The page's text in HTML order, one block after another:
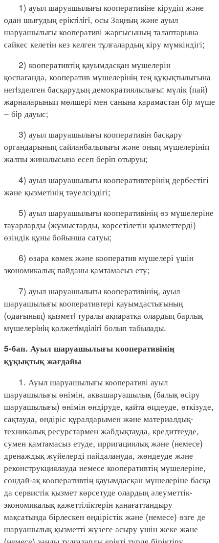
1) ауыл шаруашылығы кооперативіне кірудің және
одан шығудың ерiктiлiгi, осы Заңның және ауыл
шаруашылығы кооперативі жарғысының талаптарына
сәйкес келетін кез келген тұлғалардың кіру мүмкіндігі;
2) кооперативтің қауымдасқан мүшелерін
қоспағанда, кооператив мүшелерiнiң тең құқықтылығына
негiзделген басқарудың демократиялылығы: мүлік (пай)
жарналарының мөлшері мен санына қарамастан бiр мүше
– бiр дауыс;
3) ауыл шаруашылығы кооперативін басқару
органдарының сайланбалылығы және оның мүшелерінің
жалпы жиналысына есеп берiп отыруы;
4) ауыл шаруашылығы кооперативтерінің дербестігі
және қызметінің тәуелсіздігі;
5) ауыл шаруашылығы кооперативінің өз мүшелеріне
тауарларды (жұмыстарды, көрсетілетін қызметтерді)
өзіндік құны бойынша сатуы;
6) өзара көмек және кооператив мүшелері үшін
экономикалық пайданы қамтамасыз ету;
7) ауыл шаруашылығы кооперативінің, ауыл
шаруашылығы кооперативтері қауымдастығының
(одағының) қызметi туралы ақпаратқа олардың барлық
мүшелерiнiң қолжетiмдiлiгi болып табылады.
5-бап. Ауыл шаруашылығы кооперативінің
құқықтық жағдайы
1. Ауыл шаруашылығы кооперативі ауыл
шаруашылығы өнімін, аквашаруашылық (балық өсіру
шаруашылығы) өнімін өндіруде, қайта өңдеуде, өткізуде,
сақтауда, өндіріс құралдарымен және материалдық-
техникалық ресурстармен жабдықтауда, кредиттеуде,
сумен қамтамасыз етуде, ирригациялық және (немесе)
дренаждық жүйелерді пайдалануда, жөндеуде және
реконструкциялауда немесе кооперативтің мүшелеріне,
сондай-ақ кооперативтің қауымдасқан мүшелеріне басқа
да сервистік қызмет көрсетуде олардың әлеуметтік-
экономикалық қажеттіліктерін қанағаттандыру
мақсатында бірлескен өндірістік және (немесе) өзге де
шаруашылық қызметті жүзеге асыру үшін жеке және